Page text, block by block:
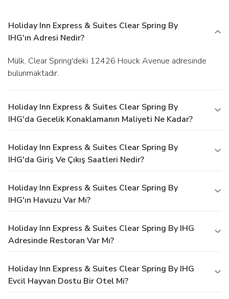
Holiday Inn Express & Suites Clear Spring By
IHG'ın Adresi Nedir?
Mülk, Clear Spring'deki 12426 Houck Avenue adresinde
bulunmaktadır.
Holiday Inn Express & Suites Clear Spring By
IHG'da Gecelik Konaklamanın Maliyeti Ne Kadar?
Holiday Inn Express & Suites Clear Spring By
IHG'da Giriş Ve Çıkış Saatleri Nedir?
Holiday Inn Express & Suites Clear Spring By
IHG'ın Havuzu Var Mı?
Holiday Inn Express & Suites Clear Spring By IHG
Adresinde Restoran Var Mı?
Holiday Inn Express & Suites Clear Spring By IHG
Evcil Hayvan Dostu Bir Otel Mi?